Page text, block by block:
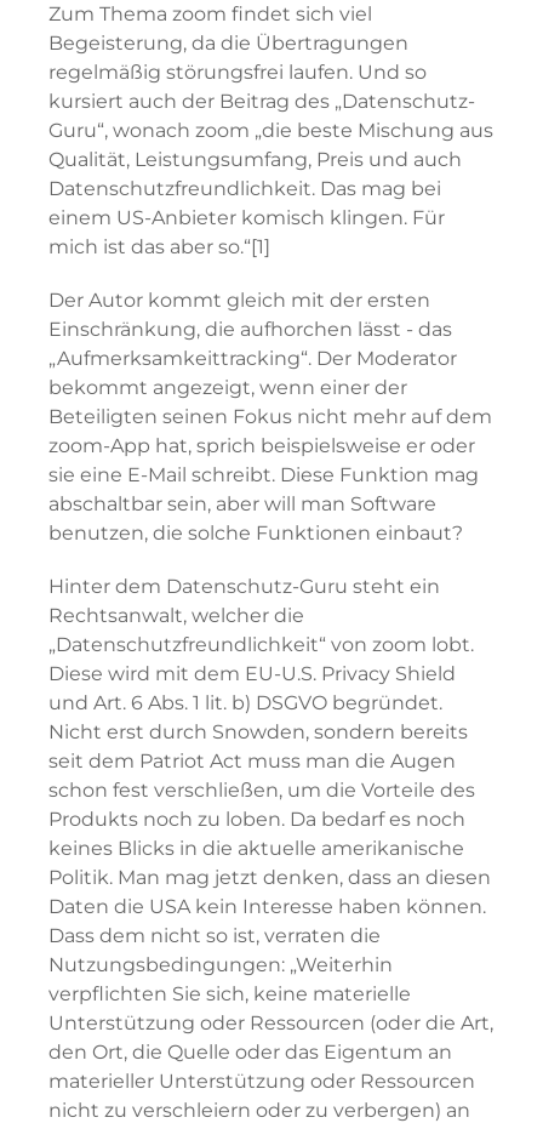
Zum Thema zoom findet sich viel
Begeisterung, da die Übertragungen
regelmäßig störungsfrei laufen. Und so
kursiert auch der Beitrag des „Datenschutz-
Guru“, wonach zoom „die beste Mischung aus
Qualität, Leistungsumfang, Preis und auch
Datenschutzfreundlichkeit. Das mag bei
einem US-Anbieter komisch klingen. Für
mich ist das aber so.“[1]
Der Autor kommt gleich mit der ersten
Einschränkung, die aufhorchen lässt - das
„Aufmerksamkeittracking“. Der Moderator
bekommt angezeigt, wenn einer der
Beteiligten seinen Fokus nicht mehr auf dem
zoom-App hat, sprich beispielsweise er oder
sie eine E-Mail schreibt. Diese Funktion mag
abschaltbar sein, aber will man Software
benutzen, die solche Funktionen einbaut?
Hinter dem Datenschutz-Guru steht ein
Rechtsanwalt, welcher die
„Datenschutzfreundlichkeit“ von zoom lobt.
Diese wird mit dem EU-U.S. Privacy Shield
und Art. 6 Abs. 1 lit. b) DSGVO begründet.
Nicht erst durch Snowden, sondern bereits
seit dem Patriot Act muss man die Augen
schon fest verschließen, um die Vorteile des
Produkts noch zu loben. Da bedarf es noch
keines Blicks in die aktuelle amerikanische
Politik. Man mag jetzt denken, dass an diesen
Daten die USA kein Interesse haben können.
Dass dem nicht so ist, verraten die
Nutzungsbedingungen: „Weiterhin
verpflichten Sie sich, keine materielle
Unterstützung oder Ressourcen (oder die Art,
den Ort, die Quelle oder das Eigentum an
materieller Unterstützung oder Ressourcen
nicht zu verschleiern oder zu verbergen) an